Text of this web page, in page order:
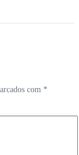
com *